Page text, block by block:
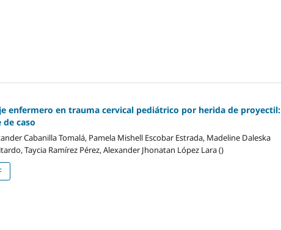
enfermero en trauma cervical pediátrico por herida de proyectil:
de caso
Cabanilla Tomalá, Pamela Mishell Escobar Estrada, Madeline Daleska
Taycia Ramírez Pérez, Alexander Jhonatan López Lara ()